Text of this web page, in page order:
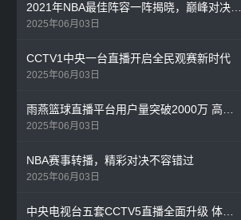
2021年NBA最佳阵容一阵揭晓，巅峰对决见证联盟格局变迁
2025年06月03日
CCTV1中央一台直播开启全民观赛新时代
2025年06月03日
雨燕篮球直播平台用户量突破2000万 高清免费观赛模式颠覆行业格局
2025年06月03日
NBA赛事转播，精彩对决不容错过
2025年06月03日
中央电视台五套CCTV5直播全面升级 体育迷黄金周观赛指南出炉